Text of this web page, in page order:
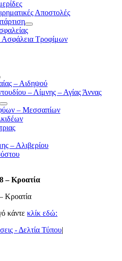
Αποστολές
Ασφάλεια Τροφίμων
– Αιδηψού
– Λίμνης – Αγίας Άννας
– Μεσσαπίων
– Αλιβερίου
– Κροατία
Κροατία
κάντεκλίκ εδώ:
- Δελτία Τύπου|